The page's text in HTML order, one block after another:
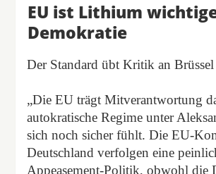
EU ist Lithium
Demokratie
Der Standard übt Kritik an
„Die EU trägt Mitverantwortung
autokratische Regime unter
sich noch sicher fühlt. Die EU-
Deutschland verfolgen eine
Appeasement-Politik, obwohl die